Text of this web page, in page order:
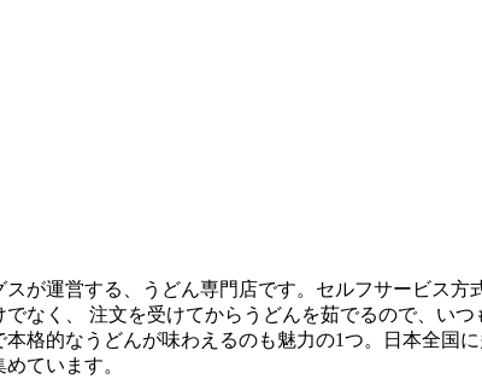
が運営する、うどん専門店です。セルフサービス
なく、 注文を受けてからうどんを茹でるので、い
格的なうどんが味わえるのも魅力の1つ。日本全
ています。